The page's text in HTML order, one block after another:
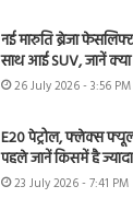
नई मारुति ब्रेजा
साथ आई SUV, जानें
26 July 2026 - 3:56 PM
E20 पेट्रोल, फ्लेक्स
पहले जानें किसमें है
23 July 2026 - 7:41 PM